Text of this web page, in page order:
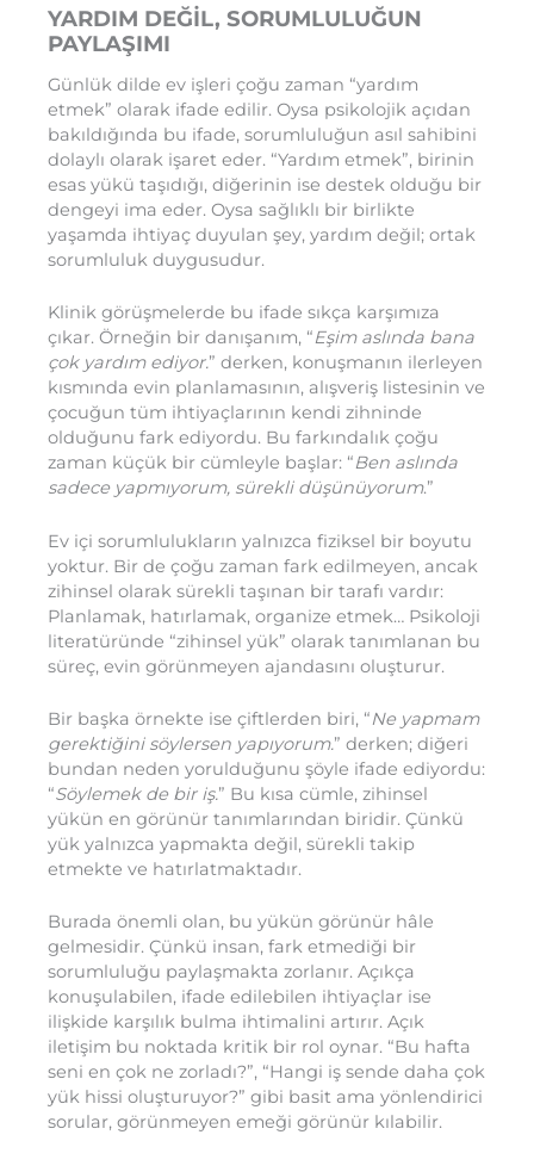
YARDIM DEĞİL, SORUMLULUĞUN
PAYLAŞIMI
Günlük dilde ev işleri çoğu zaman “yardım
etmek” olarak ifade edilir. Oysa psikolojik açıdan
bakıldığında bu ifade, sorumluluğun asıl sahibini
dolaylı olarak işaret eder. “Yardım etmek”, birinin
esas yükü taşıdığı, diğerinin ise destek olduğu bir
dengeyi ima eder. Oysa sağlıklı bir birlikte
yaşamda ihtiyaç duyulan şey, yardım değil; ortak
sorumluluk duygusudur.
Klinik görüşmelerde bu ifade sıkça karşımıza
çıkar. Örneğin bir danışanım, “Eşim aslında bana
çok yardım ediyor.” derken, konuşmanın ilerleyen
kısmında evin planlamasının, alışveriş listesinin ve
çocuğun tüm ihtiyaçlarının kendi zihninde
olduğunu fark ediyordu. Bu farkındalık çoğu
zaman küçük bir cümleyle başlar: “Ben aslında
sadece yapmıyorum, sürekli düşünüyorum.”
Ev içi sorumlulukların yalnızca fiziksel bir boyutu
yoktur. Bir de çoğu zaman fark edilmeyen, ancak
zihinsel olarak sürekli taşınan bir tarafı vardır:
Planlamak, hatırlamak, organize etmek… Psikoloji
literatüründe “zihinsel yük” olarak tanımlanan bu
süreç, evin görünmeyen ajandasını oluşturur.
Bir başka örnekte ise çiftlerden biri, “Ne yapmam
gerektiğini söylersen yapıyorum.” derken; diğeri
bundan neden yorulduğunu şöyle ifade ediyordu:
“Söylemek de bir iş.” Bu kısa cümle, zihinsel
yükün en görünür tanımlarından biridir. Çünkü
yük yalnızca yapmakta değil, sürekli takip
etmekte ve hatırlatmaktadır.
Burada önemli olan, bu yükün görünür hâle
gelmesidir. Çünkü insan, fark etmediği bir
sorumluluğu paylaşmakta zorlanır. Açıkça
konuşulabilen, ifade edilebilen ihtiyaçlar ise
ilişkide karşılık bulma ihtimalini artırır. Açık
iletişim bu noktada kritik bir rol oynar. “Bu hafta
seni en çok ne zorladı?”, “Hangi iş sende daha çok
yük hissi oluşturuyor?” gibi basit ama yönlendirici
sorular, görünmeyen emeği görünür kılabilir.